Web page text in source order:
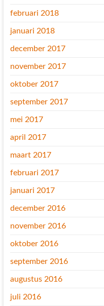
februari 2018
januari 2018
december 2017
november 2017
oktober 2017
september 2017
mei 2017
april 2017
maart 2017
februari 2017
januari 2017
december 2016
november 2016
oktober 2016
september 2016
augustus 2016
juli 2016